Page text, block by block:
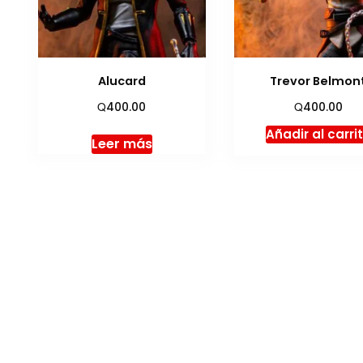
Alucard
Q400.00
Leer más
Trevor
Q400.00
Añadir al